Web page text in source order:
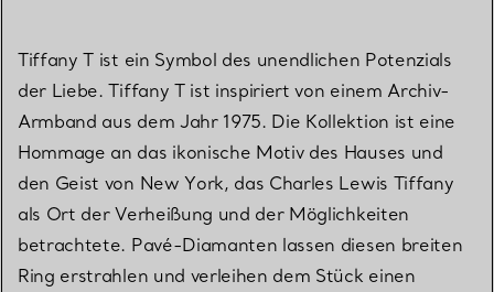
Tiffany T ist ein Symbol des unendlichen Potenzials
der Liebe. Tiffany T ist inspiriert von einem Archiv-
Armband aus dem Jahr 1975. Die Kollektion ist eine
Hommage an das ikonische Motiv des Hauses und
den Geist von New York, das Charles Lewis Tiffany
als Ort der Verheißung und der Möglichkeiten
betrachtete. Pavé-Diamanten lassen diesen breiten
Ring erstrahlen und verleihen dem Stück einen